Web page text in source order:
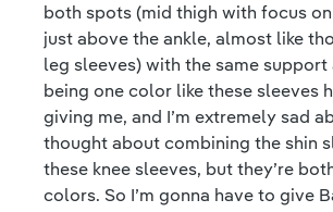
both spots (mid thigh with focus
just above the ankle, almost like
leg sleeves) with the same support
being one color like these sleeves
giving me, and I’m extremely sad
thought about combining the shin
these knee sleeves, but they’re
colors. So I’m gonna have to give